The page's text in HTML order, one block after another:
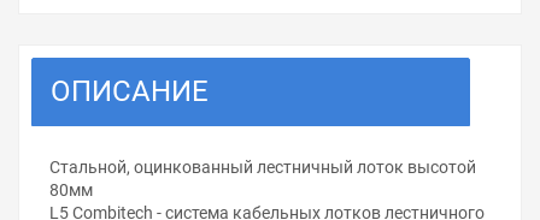
ОПИСАНИЕ
Стальной, оцинкованный лестничный лоток высотой
80мм
L5 Combitech - система кабельных лотков лестничного